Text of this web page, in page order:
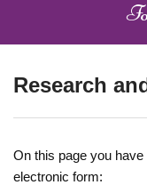
ORGANIZACIJA
Research
On this page you
electronic form: